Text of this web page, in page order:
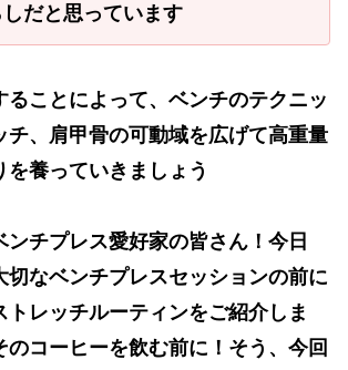
だと思っています
ることによって、ベンチのテクニッ
チ、肩甲骨の可動域を広げて高重量
を養っていきましょう
ンチプレス愛好家の皆さん！今日
切なベンチプレスセッションの前に
トレッチルーティンをご紹介しま
のコーヒーを飲む前に！そう、今回